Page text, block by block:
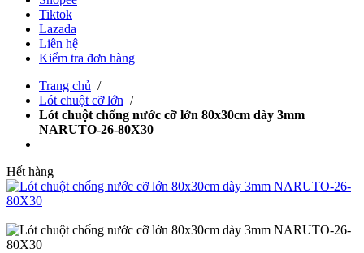
Tiktok
Lazada
Liên hệ
Kiểm tra đơn hàng
Trang chủ /
Lót chuột cỡ lớn /
Lót chuột chống nước cỡ lớn 80x30cm dày 3mm
NARUTO-26-80X30
Hết hàng